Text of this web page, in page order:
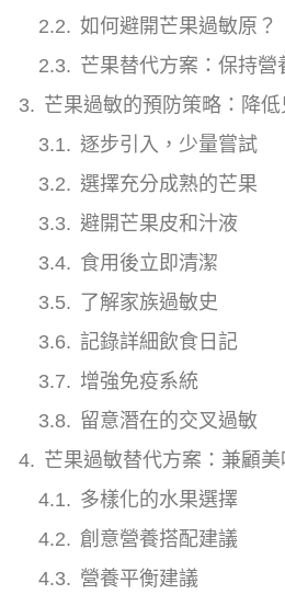
如何避開芒果過敏原？
芒果替代方案：保持營
芒果過敏的預防策略：降
逐步引入，少量嘗試
選擇充分成熟的芒果
避開芒果皮和汁液
食用後立即清潔
了解家族過敏史
記錄詳細飲食日記
增強免疫系統
留意潛在的交叉過敏
芒果過敏替代方案：兼顧
多樣化的水果選擇
創意營養搭配建議
營養平衡建議